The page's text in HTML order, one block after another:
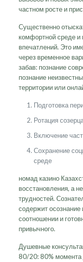
частном росте и
Существенно
комфортной среде и
впечатлений. Это
через временное
забав: познание
познание
территории или
Подготовка
Ротация
Включение
Сохранение
среде
номад казино
восстановления, а
трудностей.
содержит
соотношении и
привычного.
Душевные
80/20: 80% момента